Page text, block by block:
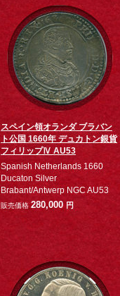
スペイン領オランダ ブラバン
ト公国 1660年 デュカトン銀貨
フィリップⅣ AU53
Spanish Netherlands 1660
Ducaton Silver
Brabant/Antwerp NGC AU53
販売価格280,000 円